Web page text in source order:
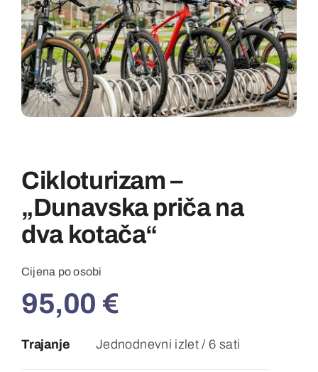
EN
Cikloturizam –
„Dunavska priča na
dva kotača“
Cijena po osobi
95,00 €
Trajanje Jednodnevni izlet / 6 sati